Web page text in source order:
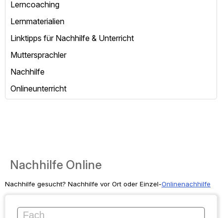
Lerncoaching
Lernmaterialien
Linktipps für Nachhilfe & Unterricht
Muttersprachler
Nachhilfe
Onlineunterricht
Nachhilfe Online
Nachhilfe gesucht? Nachhilfe vor Ort oder Einzel-Onlinenachhilfe